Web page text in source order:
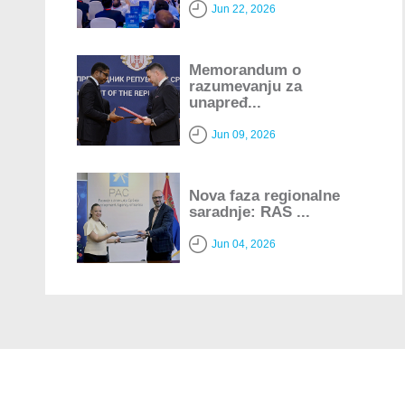
Jun 22, 2026
Memorandum o
razumevanju za
unapređ...
Jun 09, 2026
Nova faza regionalne
saradnje: RAS ...
Jun 04, 2026